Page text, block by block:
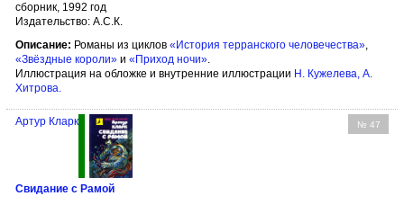
сборник, 1992 год
Издательство: А.С.К.
Описание: Романы из циклов «История терранского человечества»,
«Звёздные короли» и «Приход ночи».
Иллюстрация на обложке и внутренние иллюстрации Н. Кужелева, А.
Хитрова.
№ 47
Артур Кларк
Свидание с Рамой